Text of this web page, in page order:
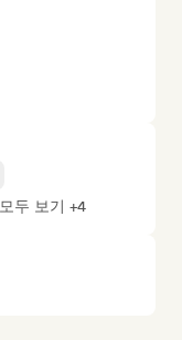
모두 보기 +4